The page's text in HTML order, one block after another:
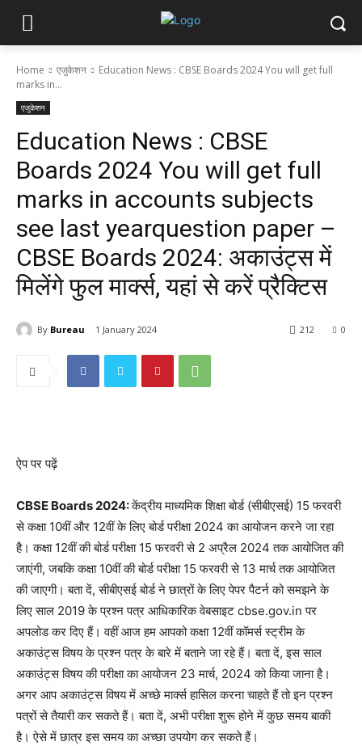
Home एजुकेशन
Education News : CBSE Boards 2024 You will get full
marks in...
एजुकेशन
Education News : CBSE
Boards 2024 You will get full
marks in accounts subjects
see last yearquestion paper –
CBSE Boards 2024: अकाउंट्स में
मिलेंगे फुल मार्क्स, यहां से करें प्रैक्टिस
By Bureau 1 January 2024 0
212
ऐप पर पढ़ें
CBSE Boards 2024:केंद्रीय माध्यमिक शिक्षा बोर्ड (सीबीएसई) 15 फरवरी
से कक्षा 10वीं और 12वीं के लिए बोर्ड परीक्षा 2024 का आयोजन करने जा रहा
है। कक्षा 12वीं की बोर्ड परीक्षा 15 फरवरी से 2 अप्रैल 2024 तक आयोजित की
जाएंगी, जबकि कक्षा 10वीं की बोर्ड परीक्षा 15 फरवरी से 13 मार्च तक आयोजित
की जाएगी। बता दें, सीबीएसई बोर्ड ने छात्रों के लिए पेपर पैटर्न को समझने के
लिए साल 2019 के प्रश्न पत्र आधिकारिक वेबसाइट cbse.gov.in पर
अपलोड कर दिए हैं। वहीं आज हम आपको कक्षा 12वीं कॉमर्स स्ट्रीम के
अकाउंट्स विषय के प्रश्न पत्र के बारे में बताने जा रहे हैं। बता दें, इस साल
अकाउंट्स विषय की परीक्षा का आयोजन 23 मार्च, 2024 को किया जाना है।
अगर आप अकाउंट्स विषय में अच्छे मार्क्स हासिल करना चाहते हैं तो इन प्रश्न
पत्रों से तैयारी कर सकते हैं। बता दें, अभी परीक्षा शुरू होने में कुछ समय बाकी
है। ऐसे में छात्र इस समय का अच्छा उपयोग कर सकते हैं।